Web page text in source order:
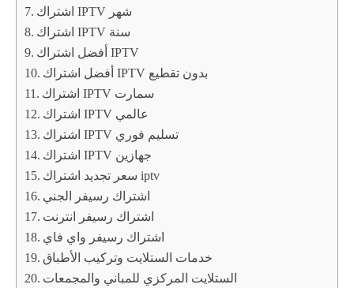
اشتراك IPTV شهر
اشتراك IPTV سنة
أفضل اشتراك IPTV
أفضل اشتراك IPTV بدون تقطيع
اشتراك IPTV سمارت
اشتراك IPTV عالمي
اشتراك IPTV تسليم فوري
اشتراك IPTV جهازين
سعر تجديد اشتراك iptv
اشتراك رسيفر الجني
اشتراك رسيفر انترنت
اشتراك رسيفر واي فاي
خدمات الستلايت وتركيب الأطباق
الستلايت المركزي للمباني والمجمعات